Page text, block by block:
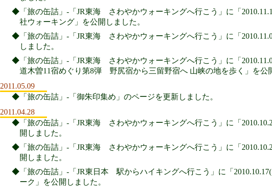
◆「旅の缶詰」-「JR東海 さわやかウォーキングへ行こう」に「
社ウォーキング」を公開しました。
◆「旅の缶詰」-「JR東海 さわやかウォーキングへ行こう」に「
しました。
◆「旅の缶詰」-「JR東海 さわやかウォーキングへ行こう」に「
道木曽11宿めぐり第8弾 野尻宿から三留野宿へ 山峡の地を歩く」を公
2011.05.09
◆「旅の缶詰」-「御朱印集め」のページを更新しました。
2011.04.28
◆「旅の缶詰」-「JR東海 さわやかウォーキングへ行こう」に「
開しました。
◆「旅の缶詰」-「JR東海 さわやかウォーキングへ行こう」に「
開しました。
◆「旅の缶詰」-「JR東日本 駅からハイキングへ行こう」に「
ーク」を公開しました。